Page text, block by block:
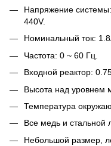
Напряжение
440V.
Номинальный ток:
Частота: 0 ~ 60 Гц.
Входной реактор:
Высота над уровнем
Температура
Все медь и стальной
Небольшой размер,